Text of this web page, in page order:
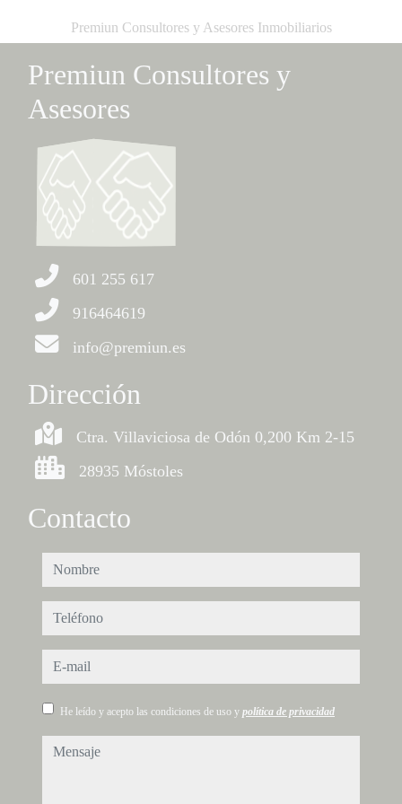
Premiun Consultores y Asesores Inmobiliarios
Premiun Consultores y
Asesores
601 255 617
916464619
info@premiun.es
Dirección
Ctra. Villaviciosa de Odón 0,200 Km 2-15
28935 Móstoles
Contacto
nombre
teléfono
e-mail
He leído y acepto las condiciones de uso y política de privacidad
mensaje